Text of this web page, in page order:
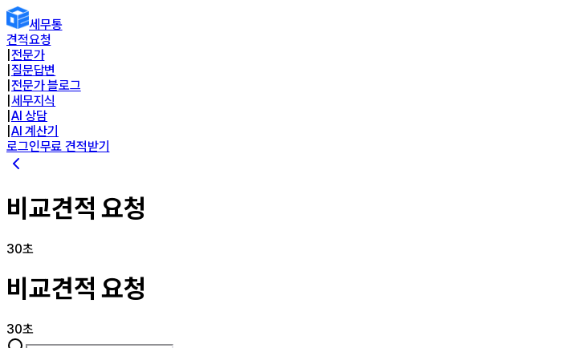
세무통
견적요청
전문가
질문답변
전문가 블로그
세무지식
AI 상담
AI 계산기
로그인무료 견적받기
비교견적 요청
30초
비교견적 요청
30초